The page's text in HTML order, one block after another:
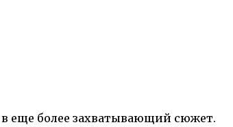
в еще более захватывающий сюжет.